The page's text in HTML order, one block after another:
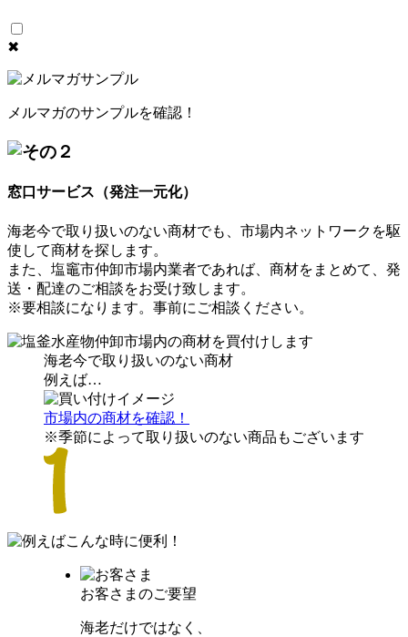
✖
メルマガのサンプルを確認！
窓口サービス（発注一元化）
海老今で取り扱いのない商材でも、市場内ネットワークを駆
使して商材を探します。
また、塩竈市仲卸市場内業者であれば、商材をまとめて、発
送・配達のご相談をお受け致します。
※要相談になります。事前にご相談ください。
海老今で取り扱いのない商材
例えば…
市場内の商材を確認！
※季節によって取り扱いのない商品もございます
お客さまのご要望
海老だけではなく、